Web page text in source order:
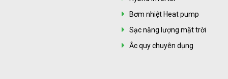
Bơm nhiệt Heat pump
Sạc năng lượng mặt trời
Ắc quy chuyên dụng